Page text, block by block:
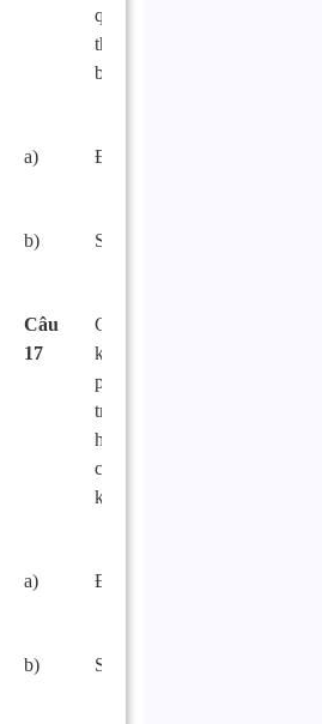
quản từng loại
thực phẩm riêng
biệt?
a) Đúng
b) Sai.
Câu
17
Cơ sở sản xuất,
kinh doanh thực
phẩm phải có đủ
trang thiết bị phù
hợp để chế biến
các loại thực phẩm
khác nhau?
a) Đúng.
b) Sai.